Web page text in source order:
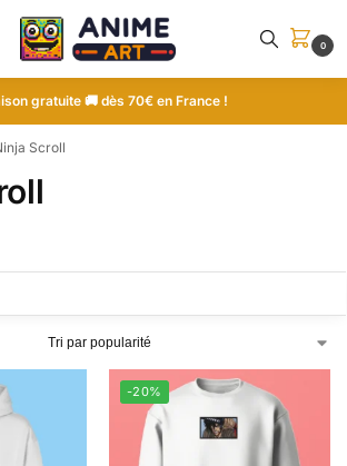
0
gratuite 🚚 dès 70€ en France !
Scroll
-20%